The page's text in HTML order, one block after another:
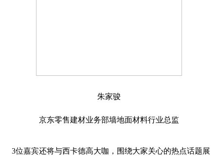
朱家骏
京东零售建材业务部墙地面材料行业总监
3位嘉宾还将与西卡德高大咖，围绕大家关心的热点话题展